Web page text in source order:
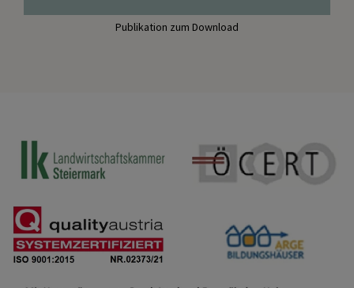
Publikation zum Download